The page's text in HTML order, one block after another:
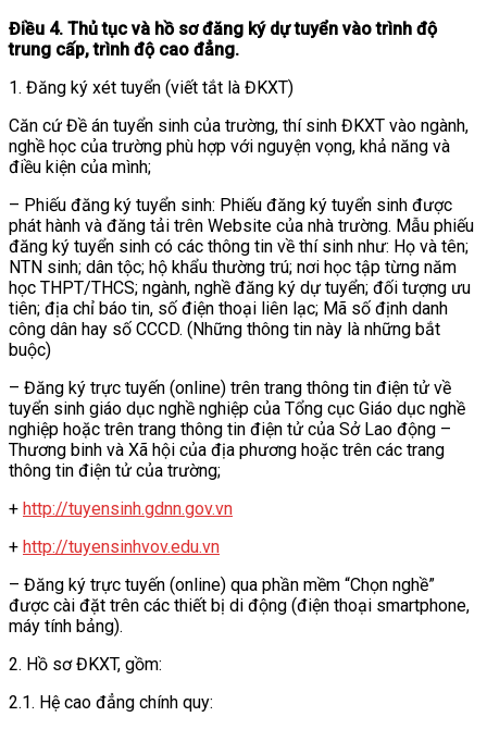
Điều 4. Thủ tục và hồ sơ đăng ký dự tuyển vào trình độ
trung cấp, trình độ cao đẳng.
1. Đăng ký xét tuyển (viết tắt là ĐKXT)
Căn cứ Đề án tuyển sinh của trường, thí sinh ĐKXT vào ngành,
nghề học của trường phù hợp với nguyện vọng, khả năng và
điều kiện của mình;
– Phiếu đăng ký tuyển sinh: Phiếu đăng ký tuyển sinh được
phát hành và đăng tải trên Website của nhà trường. Mẫu phiếu
đăng ký tuyển sinh có các thông tin về thí sinh như: Họ và tên;
NTN sinh; dân tộc; hộ khẩu thường trú; nơi học tập từng năm
học THPT/THCS; ngành, nghề đăng ký dự tuyển; đối tượng ưu
tiên; địa chỉ báo tin, số điện thoại liên lạc; Mã số định danh
công dân hay số CCCD. (Những thông tin này là những bắt
buộc)
– Đăng ký trực tuyến (online) trên trang thông tin điện tử về
tuyển sinh giáo dục nghề nghiệp của Tổng cục Giáo dục nghề
nghiệp hoặc trên trang thông tin điện tử của Sở Lao động –
Thương binh và Xã hội của địa phương hoặc trên các trang
thông tin điện tử của trường;
+ http://tuyensinh.gdnn.gov.vn
+ http://tuyensinhvov.edu.vn
– Đăng ký trực tuyến (online) qua phần mềm “Chọn nghề”
được cài đặt trên các thiết bị di động (điện thoại smartphone,
máy tính bảng).
2. Hồ sơ ĐKXT, gồm:
2.1. Hệ cao đẳng chính quy: